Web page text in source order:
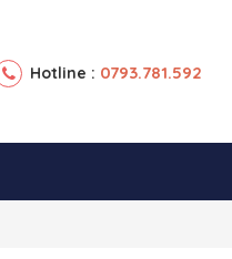
Hotline : 0793.781.592